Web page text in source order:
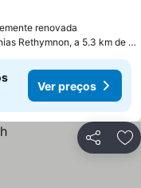
renovada
Platanes - Platanias Rethymnon, a 5.3 km de Rethymnon
Ver preços
Partilhar